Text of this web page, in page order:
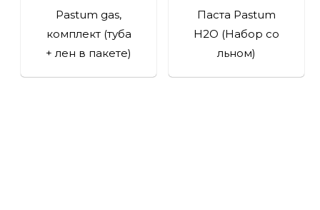
Pastum gas,
комплект (туба
+ лен в пакете)
Паста Pastum
H2O (Набор со
льном)